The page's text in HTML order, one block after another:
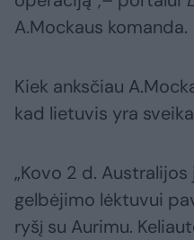
A.Mockaus komanda.
Kiek anksčiau
kad lietuvis yra
„Kovo 2 d.
gelbėjimo lėktuvui
ryšį su Aurimu.